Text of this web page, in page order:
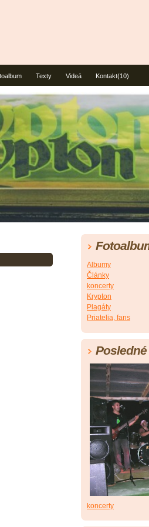
Texty Videá Kontakt(10)
Albumy
Články
koncerty
Krypton
Plagáty
Priatelia, fans
koncerty